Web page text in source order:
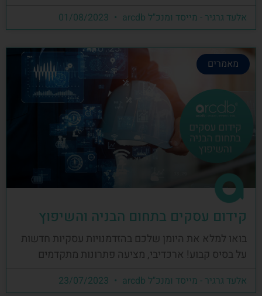
אלעד גרגיר - מייסד ומנכ"ל arcdb
מאמרים
קידום עסקים בתחום הבניה והשיפוץ
בואו למלא את היומן שלכם בהזדמנויות עסקיות חדשות
על בסיס קבוע! ארכדיבי, מציעה פתרונות מתקדמים
אלעד גרגיר - מייסד ומנכ"ל arcdb